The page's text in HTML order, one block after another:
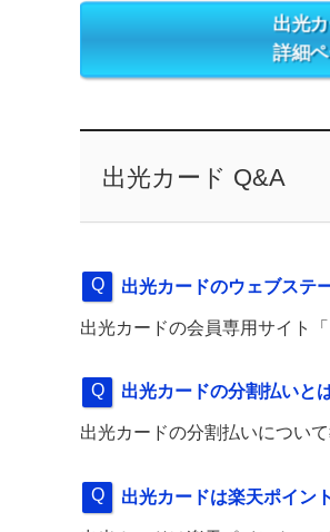
出光
詳細
出光カード Q&A
出光カードのウェブステ
出光カードの会員専用サイト
出光カードの分割払いと
出光カードの分割払いについて
出光カードは楽天ポイン